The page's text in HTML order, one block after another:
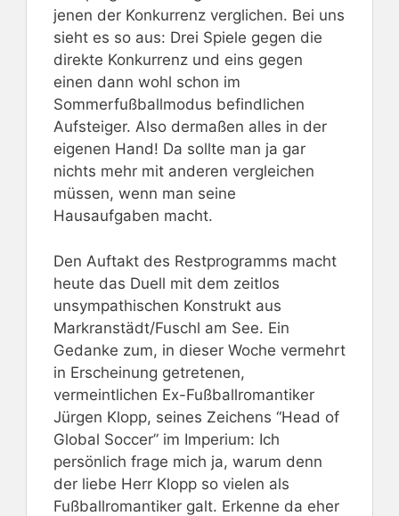
jenen der Konkurrenz verglichen. Bei uns
sieht es so aus: Drei Spiele gegen die
direkte Konkurrenz und eins gegen
einen dann wohl schon im
Sommerfußballmodus befindlichen
Aufsteiger. Also dermaßen alles in der
eigenen Hand! Da sollte man ja gar
nichts mehr mit anderen vergleichen
müssen, wenn man seine
Hausaufgaben macht.
Den Auftakt des Restprogramms macht
heute das Duell mit dem zeitlos
unsympathischen Konstrukt aus
Markranstädt/Fuschl am See. Ein
Gedanke zum, in dieser Woche vermehrt
in Erscheinung getretenen,
vermeintlichen Ex-Fußballromantiker
Jürgen Klopp, seines Zeichens “Head of
Global Soccer” im Imperium: Ich
persönlich frage mich ja, warum denn
der liebe Herr Klopp so vielen als
Fußballromantiker galt. Erkenne da eher